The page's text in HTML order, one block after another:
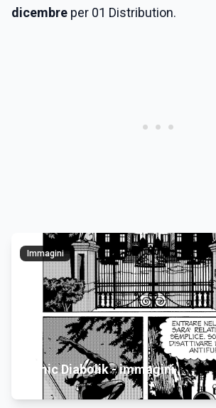
dicembre per 01 Distribution.
Immagini
Comic Diabolik - immagini